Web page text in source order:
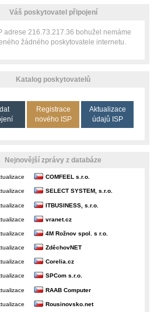
Váš poskytovatel připojení
adrese 216.73.217.36 bohužel nemáme
žádného poskytovatele internetu.
Katalog poskytovatelů
Registrace
nového ISP
Aktualizace
údajů ISP
Nejnovější zprávy z databáze
COMFEEL s.r.o.
SELECT SYSTEM, s.r.o.
ITBUSINESS, s.r.o.
vranet.cz
4M Rožnov spol. s r.o.
ZděchovNET
Corelia.cz
SPCom s.r.o.
RAAB Computer
Rousinovsko.net